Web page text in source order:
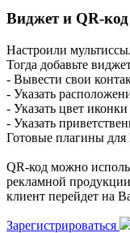
Виджет и QR-код
Настроили
Тогда добавьте
- Вывести свои
- Указать
- Указать цвет
- Указать
Готовые плагины
QR-код можно
рекламной
клиент перейдет на
Зарегистрироваться